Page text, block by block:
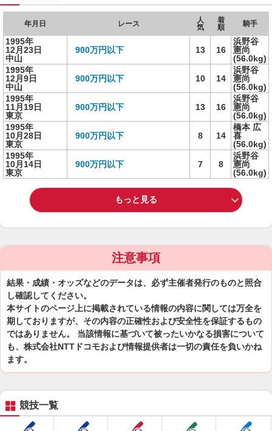
年月日 レース
人
気
着
順
騎手
1995年
12月23日
中山
900万円以下 13 16
浜野谷
憲尚
(56.0kg)
1995年
12月9日
中山
900万円以下 10 14
浜野谷
憲尚
(56.0kg)
1995年
11月19日
東京
900万円以下 13 16
浜野谷
憲尚
(56.0kg)
1995年
10月28日
東京
900万円以下 8 14
橋本 広
喜
(56.0kg)
1995年
10月14日
東京
900万円以下 7 8
浜野谷
憲尚
(56.0kg)
もっと見る
注意事項
結果・成績・オッズなどのデータは、必ず主催者発行のものと照合
し確認してください。
本サイトのページ上に掲載されている情報の内容に関しては万全を
期しておりますが、その内容の正確性および安全性を保証するもの
ではありません。 当該情報に基づいて被ったいかなる損害について
も、株式会社NTTドコモおよび情報提供者は一切の責任を負いかね
ます。
競技一覧